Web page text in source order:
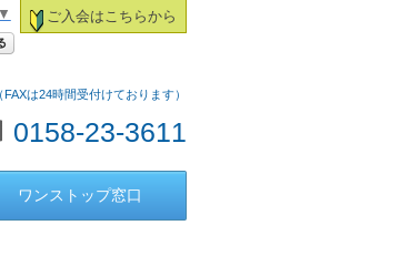
ご入会はこちらから
▼
は24時間受付けております）
0158-23-3611
ワンストップ窓口